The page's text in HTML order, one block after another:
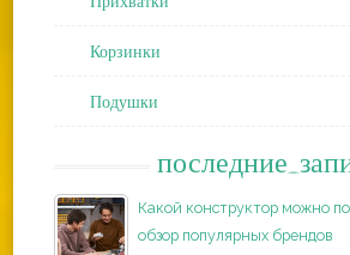
Корзинки
Подушки
Какой конструктор можно
обзор популярных брендов